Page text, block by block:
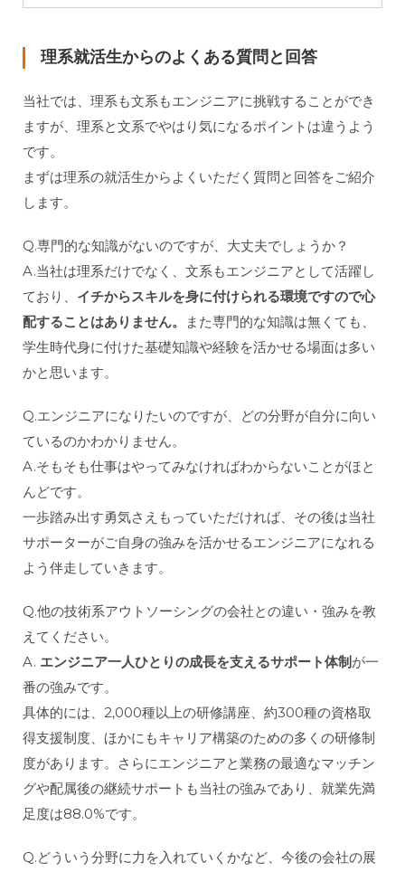
理系就活生からのよくある質問と回答
当社では、理系も文系もエンジニアに挑戦することができ
ますが、理系と文系でやはり気になるポイントは違うよう
です。
まずは理系の就活生からよくいただく質問と回答をご紹介
します。
Q.専門的な知識がないのですが、大丈夫でしょうか？
A.当社は理系だけでなく、文系もエンジニアとして活躍し
ており、 イチからスキルを身に付けられる環境ですので心
配することはありません。
また専門的な知識は無くても、
学生時代身に付けた基礎知識や経験を活かせる場面は多い
かと思います。
Q.エンジニアになりたいのですが、どの分野が自分に向い
ているのかわかりません。
A.そもそも仕事はやってみなければわからないことがほと
んどです。
一歩踏み出す勇気さえもっていただければ、その後は当社
サポーターがご自身の強みを活かせるエンジニアになれる
よう伴走していきます。
Q.他の技術系アウトソーシングの会社との違い・強みを教
えてください。
A. エンジニア一人ひとりの成長を支えるサポート体制が一
番の強みです。
具体的には、2,000種以上の研修講座、約300種の資格取
得支援制度、ほかにもキャリア構築のための多くの研修制
度があります。さらにエンジニアと業務の最適なマッチン
グや配属後の継続サポートも当社の強みであり、就業先満
足度は88.0%です。
Q.どういう分野に力を入れていくかなど、今後の会社の展